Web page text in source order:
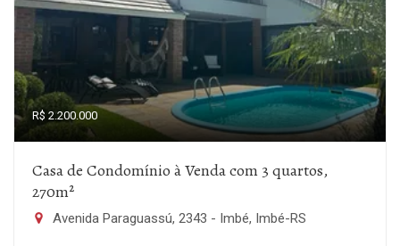
R$ 2.200.000
Casa de Condomínio à Venda com 3 quartos,
270m²
Avenida Paraguassú, 2343 - Imbé, Imbé-RS